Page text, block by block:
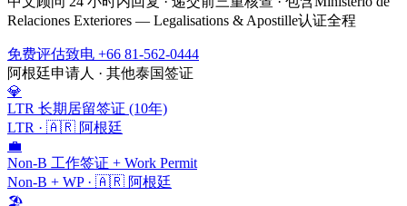
Relaciones Exteriores — Legalisations & Apostille认证全程
免费评估致电 +66 81-562-0444
阿根廷申请人 · 其他泰国签证
💎
LTR 长期居留签证 (10年)
LTR · 🇦🇷 阿根廷
💼
Non-B 工作签证 + Work Permit
Non-B + WP· 🇦🇷 阿根廷
🏖️